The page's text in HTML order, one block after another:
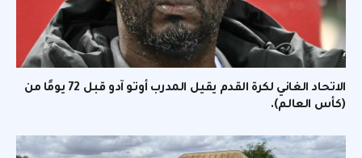
الاتحاد الغاني لكرة القدم يقيل المدرب أوتو آدو قبل 72 يومًا من
(كأس العالم).